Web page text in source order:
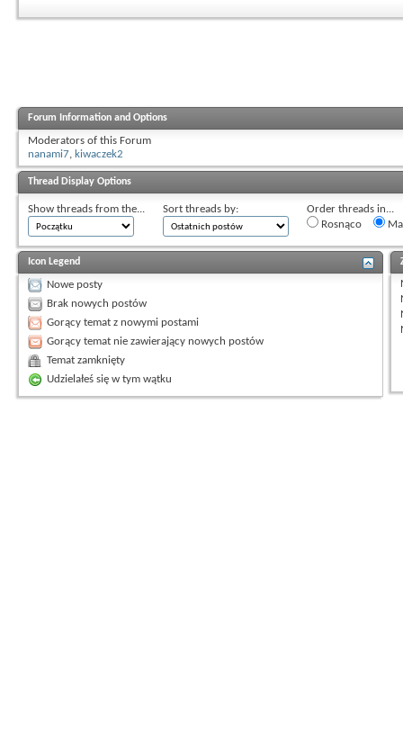
Forum Information and Options
Moderators of this Forum
nanami7, kiwaczek2
Thread Display Options
Show threads from the... Sort threads by:
Order threads in...
Rosnąco
Icon Legend
Nowe posty
Brak nowych postów
Gorący temat z nowymi postami
Gorący temat nie zawierający nowych postów
Temat zamknięty
Udzielałeś się w tym wątku